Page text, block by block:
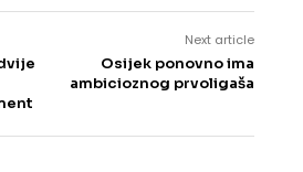
Next article
Osijek ponovno ima
ambicioznog prvoligaša